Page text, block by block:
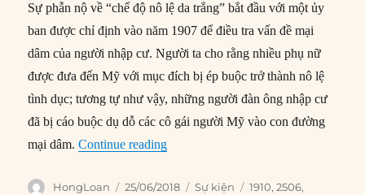
Sự phẫn nộ về “chế độ nô lệ da trắng” bắt đầu với một ủy
ban được chỉ định vào năm 1907 để điều tra vấn đề mại
dâm của người nhập cư. Người ta cho rằng nhiều phụ nữ
được đưa đến Mỹ với mục đích bị ép buộc trở thành nô lệ
tình dục; tương tự như vậy, những người đàn ông nhập cư
đã bị cáo buộc dụ dỗ các cô gái người Mỹ vào con đường
mại dâm.Continue reading“25/06/1910: Quốc hội Mỹ thông
Author
HongLoan
Posted
25/06/2018 Categories
Sự kiện Tags
1910,2506,